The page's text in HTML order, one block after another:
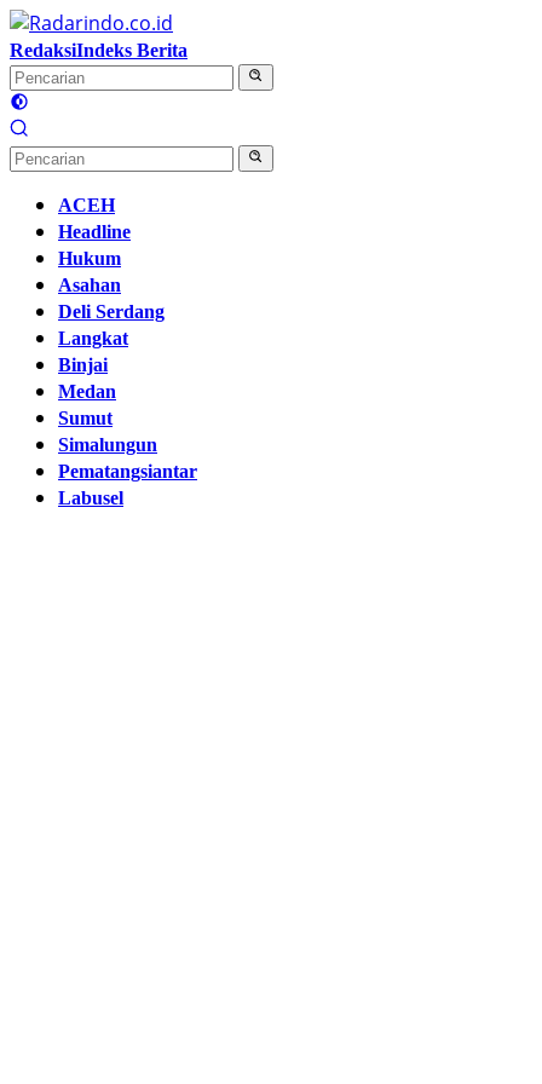
Langsung
ke
konten
RedaksiIndeks Berita
ACEH
Headline
Hukum
Asahan
Deli Serdang
Langkat
Binjai
Medan
Sumut
Simalungun
Pematangsiantar
Labusel